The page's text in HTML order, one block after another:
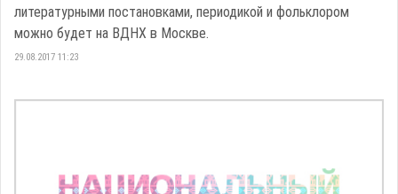
литературными постановками, периодикой и фольклором
можно будет на ВДНХ в Москве.
29.08.2017 11:23